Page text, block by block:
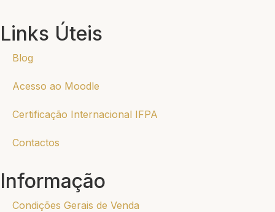
Links Úteis
Blog
Acesso ao Moodle
Certificação Internacional IFPA
Contactos
Informação
Condições Gerais de Venda